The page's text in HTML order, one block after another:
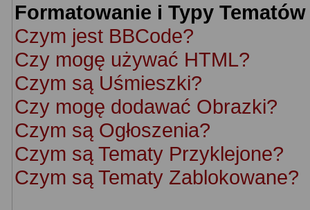
Formatowanie i Typy Tematów
Czym jest BBCode?
Czy mogę używać HTML?
Czym są Uśmieszki?
Czy mogę dodawać Obrazki?
Czym są Ogłoszenia?
Czym są Tematy Przyklejone?
Czym są Tematy Zablokowane?